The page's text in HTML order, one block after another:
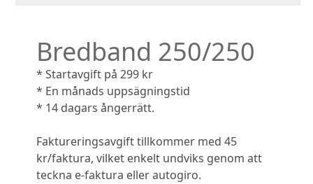
Bredband 250/250
* Startavgift på 299 kr
* En månads uppsägningstid
* 14 dagars ångerrätt.
Faktureringsavgift tillkommer med 45
kr/faktura, vilket enkelt undviks genom att
teckna e-faktura eller autogiro.